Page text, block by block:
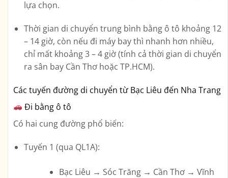
lựa chọn.
Thời gian di chuyển trung bình bằng ô tô khoảng 12
– 14 giờ, còn nếu đi máy bay thì nhanh hơn nhiều,
chỉ mất khoảng3 – 4 giờ(tính cả thời gian di chuyển
ra sân bay Cần Thơ hoặc TP.HCM).
Các tuyến đường di chuyển từ Bạc Liêu đến Nha Trang
Đi bằng ô tô
Có hai cung đường phổ biến:
Tuyến 1 (qua QL1A):
Bạc Liêu → Sóc Trăng → Cần Thơ → Vĩnh